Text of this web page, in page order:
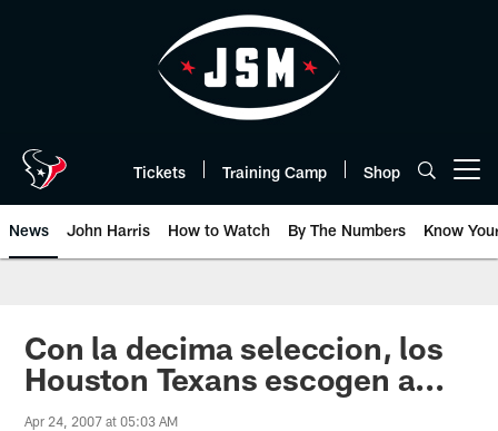
Tickets Training Camp Shop
News John Harris How to Watch By The Numbers Know
Con la decima seleccion, los
Houston Texans escogen a...
Apr 24, 2007 at 05:03 AM